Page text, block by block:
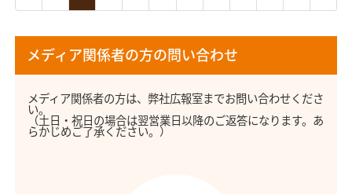
メディア関係者の方の問い合わせ
メディア関係者の方は、弊社広報室までお問い合わせくださ
い。
（土日・祝日の場合は翌営業日以降のご返答になります。あ
らかじめご了承ください。）